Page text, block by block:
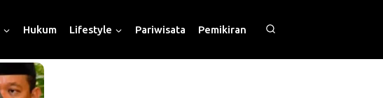
Hukum Lifestyle Pariwisata Pemikiran